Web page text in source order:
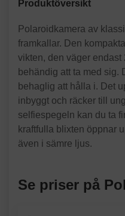
Produktöversikt
Polaroidkamera av
framkallar. Den
vikten, den väger endast
behändig att ta med sig.
behaglig att hålla i. Det
inbyggt och räcker till
selfiespegeln kan du ta
kraftfulla blixten öppnar
även i sämre ljus.
Se priser på